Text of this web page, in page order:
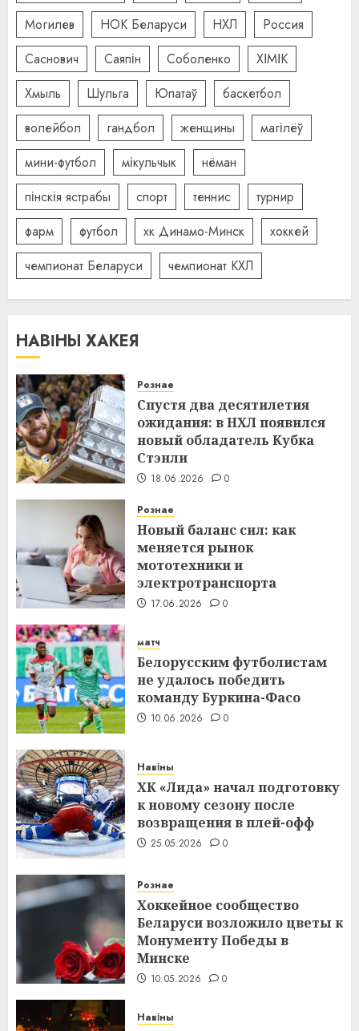
Могилев
НОК Беларуси НХЛ
Россия
Саснович
Саяпін Соболенко
ХІМІК
Хмыль
Шульга Юпатаў
баскетбол
волейбол
гандбол женщины
магілёў
мини-футбол
мікульчык
нёман
пінскія ястрабы
спорт теннис
турнир
фарм
футбол хк Динамо-Минск
хоккей
чемпионат Беларуси
чемпионат КХЛ
НАВІНЫ ХАКЕЯ
Рознае
Спустя два десятилетия
ожидания: в НХЛ появился
новый обладатель Кубка
Стэнли
18.06.2026 0
Рознае
Новый баланс сил: как
меняется рынок
мототехники и
электротранспорта
17.06.2026 0
матч
Белорусским футболистам
не удалось победить
команду Буркина-Фасо
10.06.2026 0
Навіны
ХК «Лида» начал подготовку
к новому сезону после
возвращения в плей-офф
25.05.2026 0
Рознае
Хоккейное сообщество
Беларуси возложило цветы к
Монументу Победы в
Минске
10.05.2026 0
Навіны